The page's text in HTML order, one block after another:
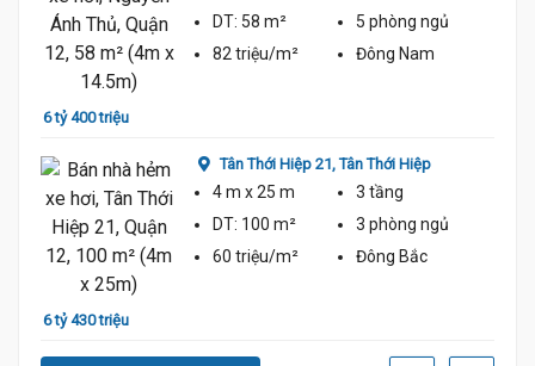
6 tỷ 400 triệu
DT: 58 m² 5 phòng ngủ
82 triệu/m²
Đông Nam
6 tỷ 430 triệu
Tân Thới Hiệp 21,Tân Thới Hiệp
4 m x 25 m
3 tầng
DT: 100 m² 3 phòng ngủ
60 triệu/m²
Đông Bắc